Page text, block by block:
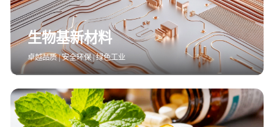
生物基新材料
卓越品质 | 安全环保 | 绿色工业